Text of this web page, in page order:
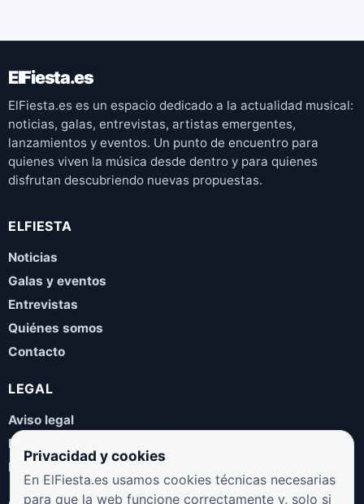
ElFiesta.es
ElFiesta.es es un espacio dedicado a la actualidad musical:
noticias, galas, entrevistas, artistas emergentes,
lanzamientos y eventos. Un punto de encuentro para
quienes viven la música desde dentro y para quienes
disfrutan descubriendo nuevas propuestas.
ELFIESTA
Noticias
Galas y eventos
Entrevistas
Quiénes somos
Contacto
LEGAL
Aviso legal
Política de privacidad
Política de cookies
Privacidad y cookies
En ElFiesta.es usamos cookies técnicas necesarias
para que la web funcione correctamente y, solo si